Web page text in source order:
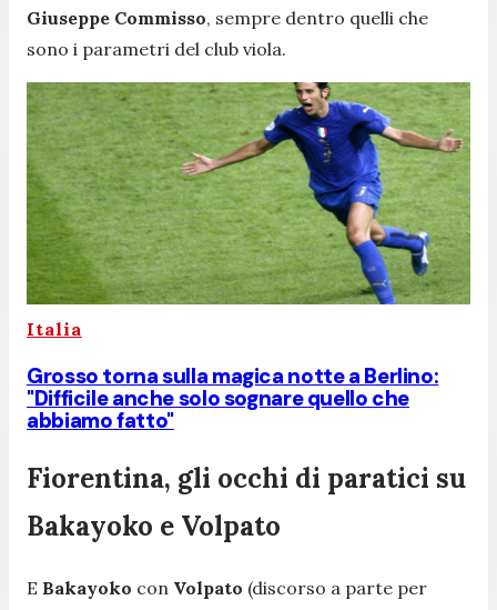
Giuseppe Commisso, sempre dentro quelli che
sono i parametri del club viola.
Italia
Grosso torna sulla magica notte a Berlino:
"Difficile anche solo sognare quello che
abbiamo fatto"
Fiorentina, gli occhi di paratici su
Bakayoko e Volpato
E Bakayoko con Volpato (discorso a parte per